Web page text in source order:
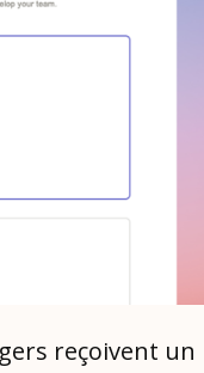
reçoivent